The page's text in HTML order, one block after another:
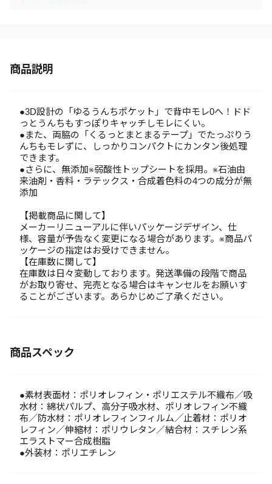
商品説明
●3D設計の「ゆるうんちポケット」で背中モレ0へ！ドド
っとうんちもすっぽりキャッチしモレにくい。
●また、両脇の「くるっとまとまるテープ」でたっぷりう
んちもモレずに、しっかりコンパクトにカンタン後処理
できます。
●さらに、無添加※弱酸性トップシートを採用。※石油由
来油剤・香料・ラテックス・合成着色料の4つの成分が無
添加
【掲載商品に関して】
メーカーリニューアルに伴いパッケージデザイン、仕
様、容量が予告なく変更になる場合があります。※商品パ
ッケージの指定はお受けできません。
【在庫数に関して】
在庫数は日々変動しております。発送準備の段階で商品
がお取り寄せ、完売となる場合はキャンセルをお願いす
ることがございます。あらかじめご了承ください。
商品スペック
●素材表面材：ポリオレフィン・ポリエステル不織布／吸
水材：綿状パルプ、高分子吸水材、ポリオレフィン不織
布／防水材：ポリオレフィンフィルム／止着材：ポリオ
レフィン／伸縮材：ポリウレタン／結合材：スチレン系
エラストマー合成樹脂
●外装材：ポリエチレン